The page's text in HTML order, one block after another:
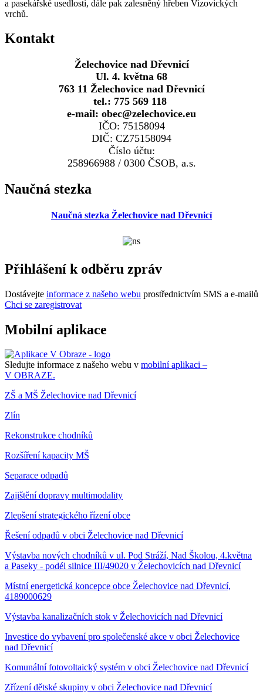
a pasekářské usedlosti, dále pak zalesněný hřeben Vizovických
vrchů.
Kontakt
Želechovice nad Dřevnicí
Ul. 4. května 68
763 11 Želechovice nad Dřevnicí
tel.: 775 569 118
e-mail: obec@zelechovice.eu
IČO: 75158094
DIČ: CZ75158094
Číslo účtu:
258966988 / 0300 ČSOB, a.s.
Naučná stezka
Naučná stezka Želechovice nad Dřevnicí
Přihlášení k odběru zpráv
Dostávejte informace z našeho webu prostřednictvím SMS a e-mailů
Chci se zaregistrovat
Mobilní aplikace
Sledujte informace z našeho webu v mobilní aplikaci –
V OBRAZE.
ZŠ a MŠ Želechovice nad Dřevnicí
Zlín
Rekonstrukce chodníků
Rozšíření kapacity MŠ
Separace odpadů
Zajištění dopravy multimodality
Zlepšení strategického řízení obce
Řešení odpadů v obci Želechovice nad Dřevnicí
Výstavba nových chodníků v ul. Pod Stráží, Nad Školou, 4.května
a Paseky - podél silnice III/49020 v Želechovicích nad Dřevnicí
Místní energetická koncepce obce Želechovice nad Dřevnicí,
4189000629
Výstavba kanalizačních stok v Želechovicích nad Dřevnicí
Investice do vybavení pro společenské akce v obci Želechovice
nad Dřevnicí
Komunální fotovoltaický systém v obci Želechovice nad Dřevnicí
Zřízení dětské skupiny v obci Želechovice nad Dřevnicí